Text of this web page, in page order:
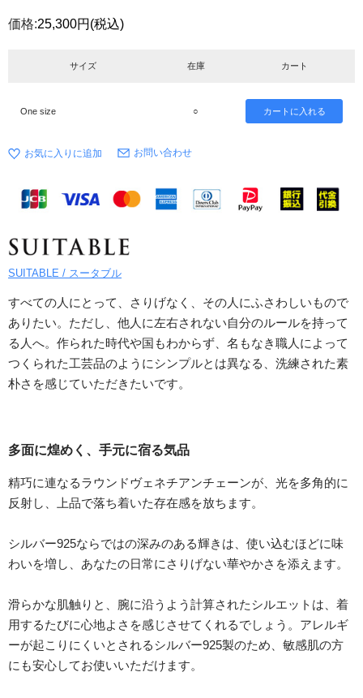
価格:25,300円 (税込)
サイズ 在庫 カート
One size ○
お問い合わせ
SUITABLE / スータブル
すべての人にとって、さりげなく、その人にふさわしいもので
ありたい。ただし、他人に左右されない自分のルールを持って
る人へ。作られた時代や国もわからず、名もなき職人によって
つくられた工芸品のようにシンプルとは異なる、洗練された素
朴さを感じていただきたいです。
多面に煌めく、手元に宿る気品
精巧に連なるラウンドヴェネチアンチェーンが、光を多角的に
反射し、上品で落ち着いた存在感を放ちます。
シルバー925ならではの深みのある輝きは、使い込むほどに味
わいを増し、あなたの日常にさりげない華やかさを添えます。
滑らかな肌触りと、腕に沿うよう計算されたシルエットは、着
用するたびに心地よさを感じさせてくれるでしょう。アレルギ
ーが起こりにくいとされるシルバー925製のため、敏感肌の方
にも安心してお使いいただけます。